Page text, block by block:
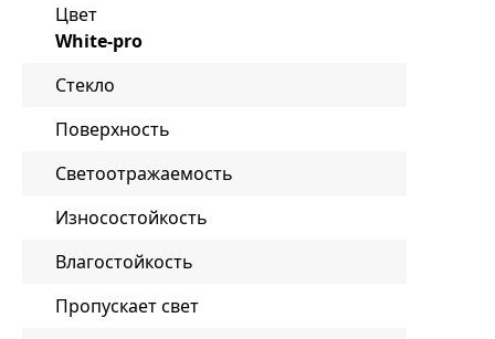
Цвет
White-pro
Стекло
Поверхность
Светоотражаемость
Износостойкость
Влагостойкость
Пропускает свет